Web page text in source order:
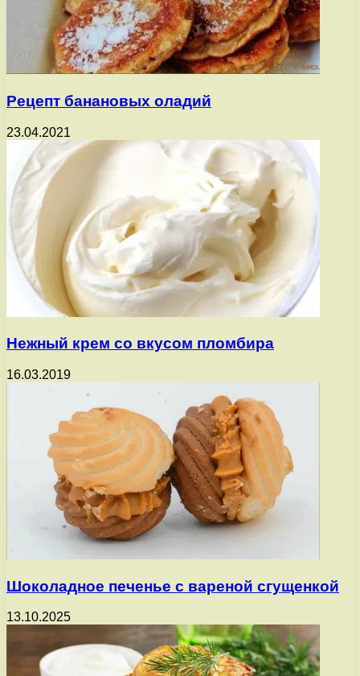
Рецепт банановых оладий
23.04.2021
Нежный крем со вкусом пломбира
16.03.2019
Шоколадное печенье с вареной сгущенкой
13.10.2025